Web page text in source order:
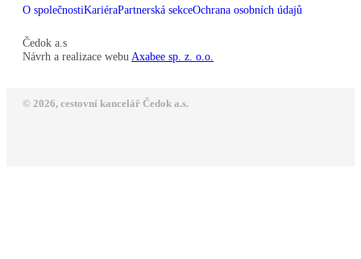
O společnostiKariéraPartnerská sekceOchrana osobních údajů
Čedok a.s
Návrh a realizace webu Axabee sp. z. o.o.
© 2026, cestovní kancelář Čedok a.s.